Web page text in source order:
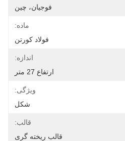
فوجیان، چین
ماده:
فولاد کورتن
اندازه:
ارتفاع 27 متر
ویژگی:
شکل
قالب:
قالب ریخته گری